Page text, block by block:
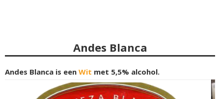
Andes Blanca
Andes Blanca is een Wit met 5,5% alcohol.